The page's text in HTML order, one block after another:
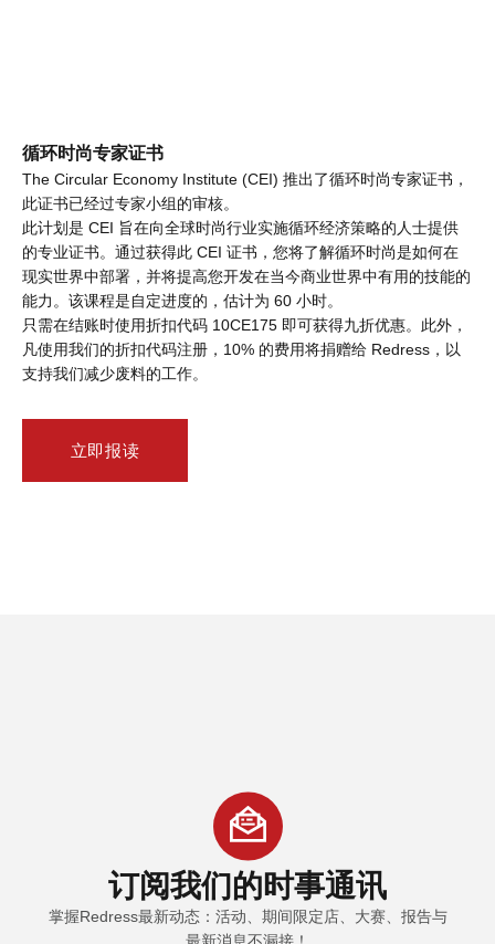
循环时尚专家证书
The Circular Economy Institute (CEI) 推出了循环时尚专家证书，
此证书已经过专家小组的审核。
此计划是 CEI 旨在向全球时尚行业实施循环经济策略的人士提供
的专业证书。通过获得此 CEI 证书，您将了解循环时尚是如何在
现实世界中部署，并将提高您开发在当今商业世界中有用的技能的
能力。该课程是自定进度的，估计为 60 小时。
只需在结账时使用折扣代码 10CE175 即可获得九折优惠。此外，
凡使用我们的折扣代码注册，10% 的费用将捐赠给 Redress，以
支持我们减少废料的工作。
立即报读
订阅我们的时事通讯
掌握Redress最新动态：活动、期间限定店、大赛、报告与